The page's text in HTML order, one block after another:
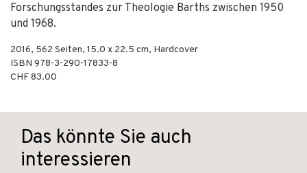
Forschungsstandes zur Theologie Barths zwischen 1950
und 1968.
2016, 562 Seiten, 15.0 x 22.5 cm, Hardcover
ISBN 978-3-290-17833-8
CHF 83.00
Das könnte Sie auch
interessieren